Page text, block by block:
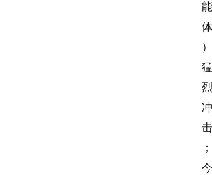
能
体
）
猛
烈
冲
击
；
今